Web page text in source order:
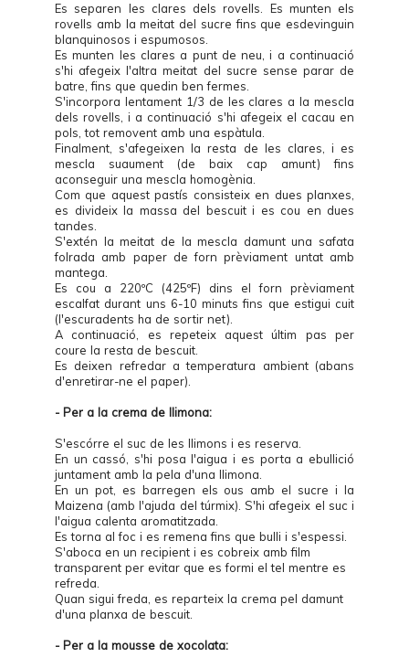
Es separen les clares dels rovells. Es munten els
rovells amb la meitat del sucre fins que esdevinguin
blanquinosos i espumosos.
Es munten les clares a punt de neu, i a continuació
s'hi afegeix l'altra meitat del sucre sense parar de
batre, fins que quedin ben fermes.
S'incorpora lentament 1/3 de les clares a la mescla
dels rovells, i a continuació s'hi afegeix el cacau en
pols, tot removent amb una espàtula.
Finalment, s'afegeixen la resta de les clares, i es
mescla suaument (de baix cap amunt) fins
aconseguir una mescla homogènia.
Com que aquest pastís consisteix en dues planxes,
es divideix la massa del bescuit i es cou en dues
tandes.
S'extén la meitat de la mescla damunt una safata
folrada amb paper de forn prèviament untat amb
mantega.
Es cou a 220ºC (425ºF) dins el forn prèviament
escalfat durant uns 6-10 minuts fins que estigui cuit
(l'escuradents ha de sortir net).
A continuació, es repeteix aquest últim pas per
coure la resta de bescuit.
Es deixen refredar a temperatura ambient (abans
d'enretirar-ne el paper).
- Per a la crema de llimona:
S'escórre el suc de les llimons i es reserva.
En un cassó, s'hi posa l'aigua i es porta a ebullició
juntament amb la pela d'una llimona.
En un pot, es barregen els ous amb el sucre i la
Maizena (amb l'ajuda del túrmix). S'hi afegeix el suc i
l'aigua calenta aromatitzada.
Es torna al foc i es remena fins que bulli i s'espessi.
S'aboca en un recipient i es cobreix amb film
transparent per evitar que es formi el tel mentre es
refreda.
Quan sigui freda, es reparteix la crema pel damunt
d'una planxa de bescuit.
- Per a la mousse de xocolata: